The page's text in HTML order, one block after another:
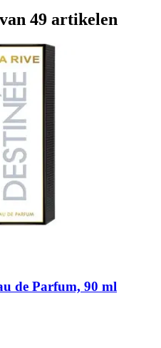
49 artikelen
de Parfum, 90 ml